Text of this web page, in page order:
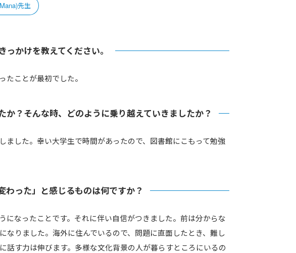
先生
かけを教えてください。
ことが最初でした。
？そんな時、どのように乗り越えていきましたか？
した。幸い大学生で時間があったので、図書館にこもって勉強
った」と感じるものは何ですか？
なったことです。それに伴い自信がつきました。前は分からな
りました。海外に住んでいるので、問題に直面したとき、難し
す力は伸びます。多様な文化背景の人が暮らすところにいるの